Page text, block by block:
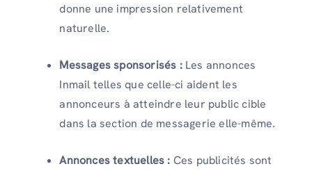
donne une impression relativement
naturelle.
Messages sponsorisés : Les annonces
Inmail telles que celle-ci aident les
annonceurs à atteindre leur public cible
dans la section de messagerie elle-même.
Annonces textuelles : Ces publicités sont